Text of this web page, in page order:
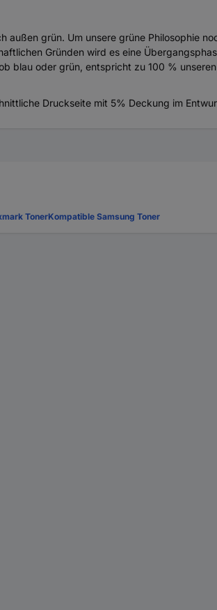
grün. Um unsere grüne Philosophie
Gründen wird es eine
oder grün, entspricht zu 100 %
Druckseite mit 5% Deckung im
TonerKompatible Samsung Toner